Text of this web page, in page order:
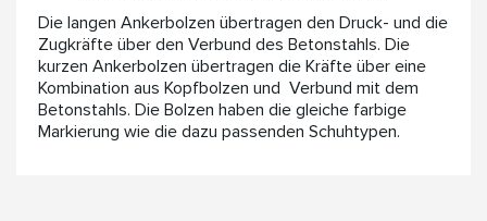
Die langen Ankerbolzen übertragen den Druck- und die
Zugkräfte über den Verbund des Betonstahls. Die
kurzen Ankerbolzen übertragen die Kräfte über eine
Kombination aus Kopfbolzen und Verbund mit dem
Betonstahls. Die Bolzen haben die gleiche farbige
Markierung wie die dazu passenden Schuhtypen.